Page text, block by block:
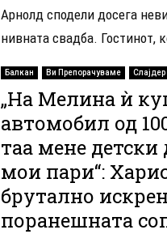
Арнолд сподели досега
нивната свадба. Гостинот,
Балкан Ви Препорачуваме Слајдер
„На Мелина ѝ
автомобил од
таа мене детски
мои пари“:
брутално
поранешната